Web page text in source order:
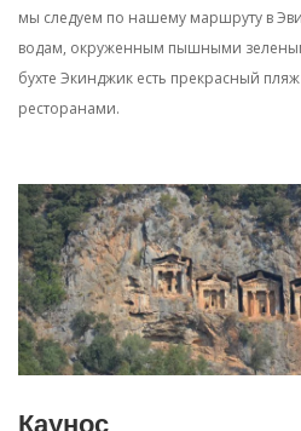
мы следуем по нашему маршруту в
водам, окруженным пышными
бухте Экинджик есть прекрасный
ресторанами.
Каунос